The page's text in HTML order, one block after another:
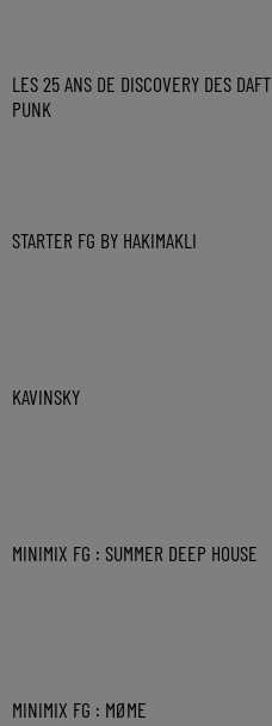
LES 25 ANS DE DISCOVERY DES DAFT
PUNK
STARTER FG BY HAKIMAKLI
KAVINSKY
MINIMIX FG : SUMMER DEEP HOUSE
MINIMIX FG : MØME